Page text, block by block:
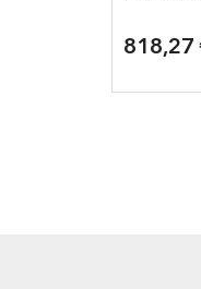
818,27